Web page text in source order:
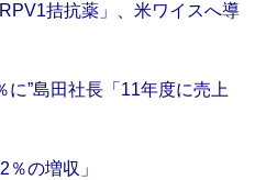
拮抗薬」、米ワイスへ導
”島田社長「11年度に売上
の増収」